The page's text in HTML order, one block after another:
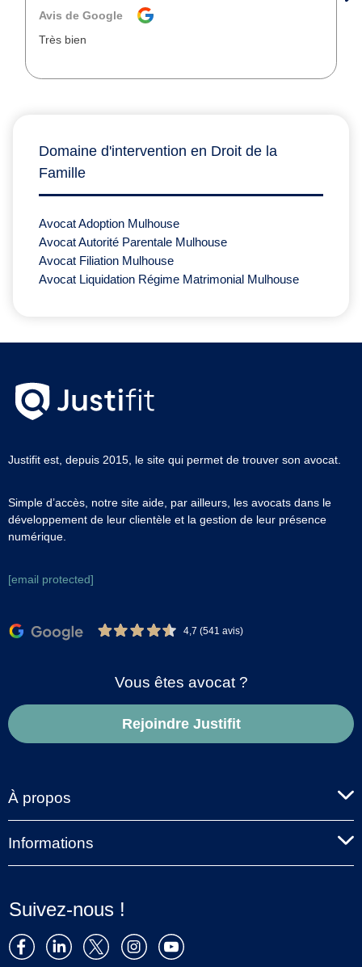
Avis de Google
Très bien
Domaine d'intervention en Droit de la
Famille
Avocat Adoption Mulhouse
Avocat Autorité Parentale Mulhouse
Avocat Filiation Mulhouse
Avocat Liquidation Régime Matrimonial Mulhouse
Justifit est, depuis 2015, le site qui permet de trouver son avocat.
Simple d’accès, notre site aide, par ailleurs, les avocats dans le
développement de leur clientèle et la gestion de leur présence
numérique.
[email protected]
4,7 (541 avis)
Vous êtes avocat ?
Rejoindre Justifit
À propos
Informations
Suivez-nous !